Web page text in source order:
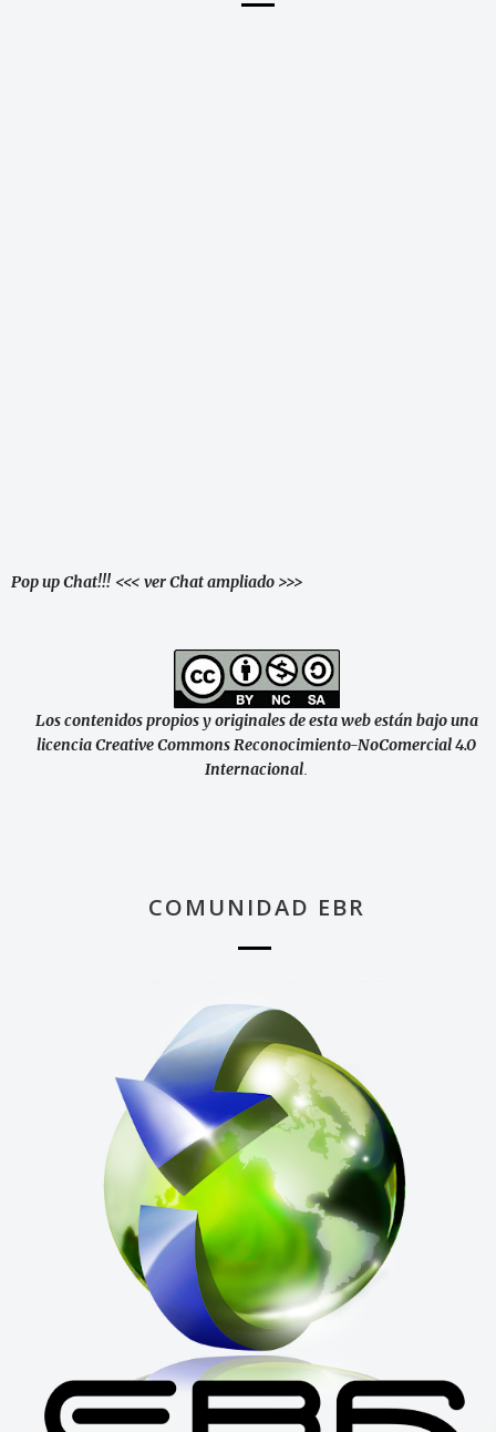
Pop up Chat!!! <<< ver Chat ampliado >>>
Los contenidos propios y originales de esta web están bajo una
licencia Creative Commons Reconocimiento-NoComercial 4.0
Internacional
COMUNIDAD EBR